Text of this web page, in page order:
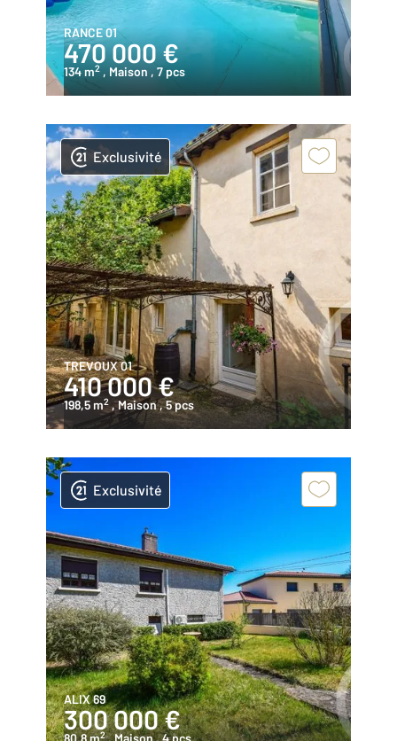
RANCE 01
470 000 €
134 m2 , Maison , 7 pcs
Exclusivité
TREVOUX 01
410 000 €
198,5 m2 , Maison, 5 pcs
Exclusivité
ALIX 69
300 000 €
80,8 m2 , Maison, 4 pcs